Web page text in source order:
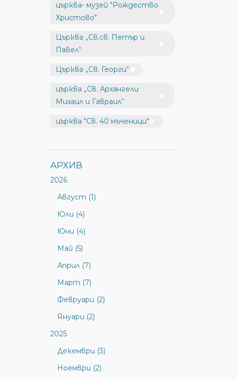
църква- музей "Рождество
Христово"
Църква „Св.св. Петър и
Павел“
Църква „Св. Георги“
църква „Св. Архангели
Михаил и Гавраил“
църква "Св. 40 мъченици"
АРХИВ
2026
Август (1)
Юли (4)
Юни (4)
Май (5)
Април (7)
Март (7)
Февруари (2)
Януари (2)
2025
Декември (3)
Ноември (2)